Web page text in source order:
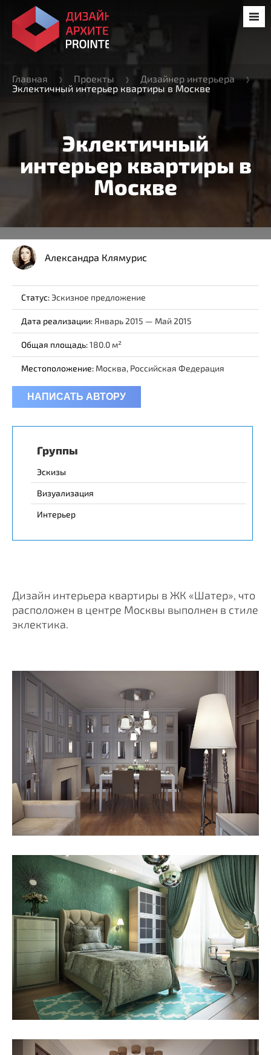
Главная Проекты
Дизайнер интерьера
Эклектичный интерьер квартиры в Москве
Эклектичный
интерьер квартиры в
Москве
Александра Клямурис
Статус:Эскизное предложение
Дата реализации: Январь 2015 — Май 2015
Общая площадь:180.0
Местоположение: Москва, Российская Федерация
НАПИСАТЬ АВТОРУ
Группы
Эскизы
Визуализация
Интерьер
Дизайн интерьера квартиры в ЖК «Шатер», что
расположен в центре Москвы выполнен в стиле
эклектика.